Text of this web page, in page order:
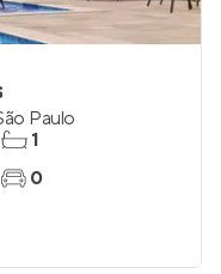
Paulo
1
0